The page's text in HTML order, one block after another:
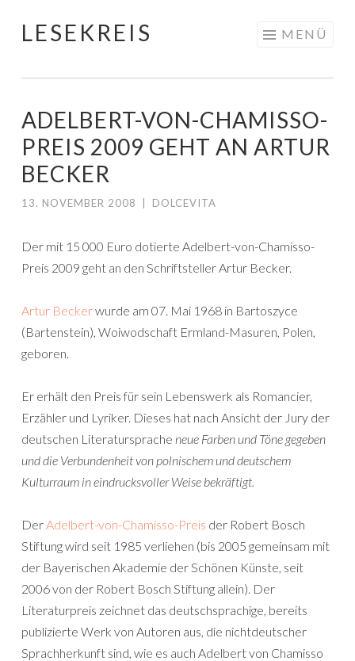
Springe
LESEKREIS MENÜ
ADELBERT-VON-CHAMISSO-
PREIS 2009 GEHT AN ARTUR
BECKER
13. NOVEMBER 2008 DOLCEVITA
Der mit 15 000 Euro dotierte Adelbert-von-Chamisso-
Preis 2009 geht an den Schriftsteller Artur Becker.
Artur Beckerwurde am 07. Mai 1968 in Bartoszyce
(Bartenstein), Woiwodschaft Ermland-Masuren, Polen,
geboren.
Er erhält den Preis für sein Lebenswerk als Romancier,
Erzähler und Lyriker. Dieses hat nach Ansicht der Jury der
deutschen Literatursprache neue Farben und Töne gegeben
und die Verbundenheit von polnischem und deutschem
Kulturraum in eindrucksvoller Weise bekräftigt.
DerAdelbert-von-Chamisso-Preis der Robert Bosch
Stiftung wird seit 1985 verliehen (bis 2005 gemeinsam mit
der Bayerischen Akademie der Schönen Künste, seit
2006 von der Robert Bosch Stiftung allein). Der
Literaturpreis zeichnet das deutschsprachige, bereits
publizierte Werk von Autoren aus, die nichtdeutscher
Sprachherkunft sind, wie es auch Adelbert von Chamisso